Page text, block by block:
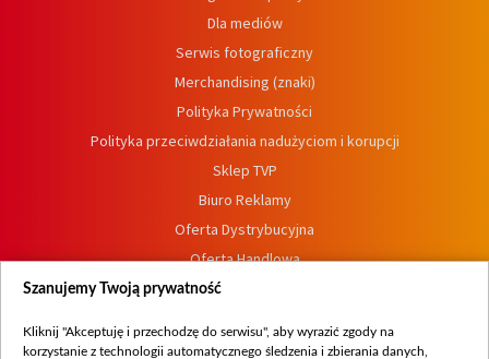
Dla mediów
Serwis fotograficzny
Merchandising (znaki)
Polityka Prywatności
Polityka przeciwdziałania nadużyciom i korupcji
Sklep TVP
Biuro Reklamy
Oferta Dystrybucyjna
Oferta Handlowa
Dostępność
Procedura zgłoszeń wewnętrznych
Szanujemy Twoją prywatność
Kliknij "Akceptuję i przechodzę do serwisu", aby wyrazić zgody na
korzystanie z technologii automatycznego śledzenia i zbierania danych,